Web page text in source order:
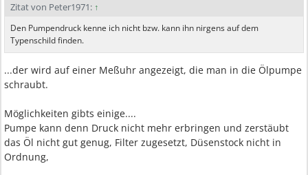
Zitat von Peter1971: ↑
Den Pumpendruck kenne ich nicht bzw. kann ihn nirgens auf dem
Typenschild finden.
...der wird auf einer Meßuhr angezeigt, die man in die Ölpumpe
schraubt.
Möglichkeiten gibts einige....
Pumpe kann denn Druck nicht mehr erbringen und zerstäubt
das Öl nicht gut genug, Filter zugesetzt, Düsenstock nicht in
Ordnung,